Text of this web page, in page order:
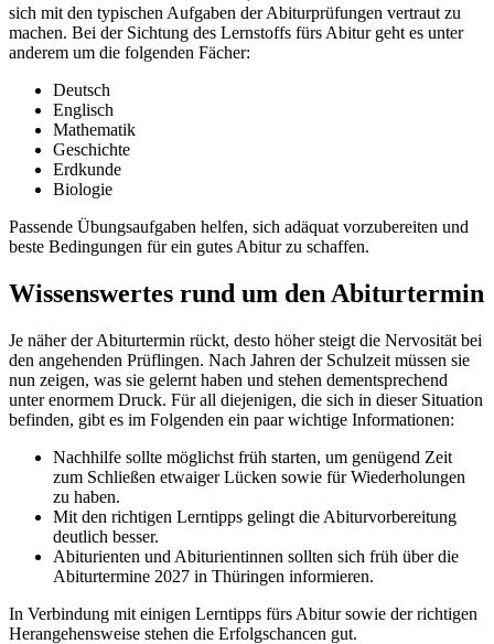
sich mit den typischen Aufgaben der Abiturprüfungen vertraut zu
machen. Bei der Sichtung des Lernstoffs fürs Abitur geht es unter
anderem um die folgenden Fächer:
Deutsch
Englisch
Mathematik
Geschichte
Erdkunde
Biologie
Passende Übungsaufgaben helfen, sich adäquat vorzubereiten und
beste Bedingungen für ein gutes Abitur zu schaffen.
Wissenswertes rund um den Abiturtermin
Je näher der Abiturtermin rückt, desto höher steigt die Nervosität bei
den angehenden Prüflingen. Nach Jahren der Schulzeit müssen sie
nun zeigen, was sie gelernt haben und stehen dementsprechend
unter enormem Druck. Für all diejenigen, die sich in dieser Situation
befinden, gibt es im Folgenden ein paar wichtige Informationen:
Nachhilfe sollte möglichst früh starten, um genügend Zeit
zum Schließen etwaiger Lücken sowie für Wiederholungen
zu haben.
Mit den richtigen Lerntipps gelingt die Abiturvorbereitung
deutlich besser.
Abiturienten und Abiturientinnen sollten sich früh über die
Abiturtermine 2027 in Thüringen informieren.
In Verbindung mit einigen Lerntipps fürs Abitur sowie der richtigen
Herangehensweise stehen die Erfolgschancen gut.